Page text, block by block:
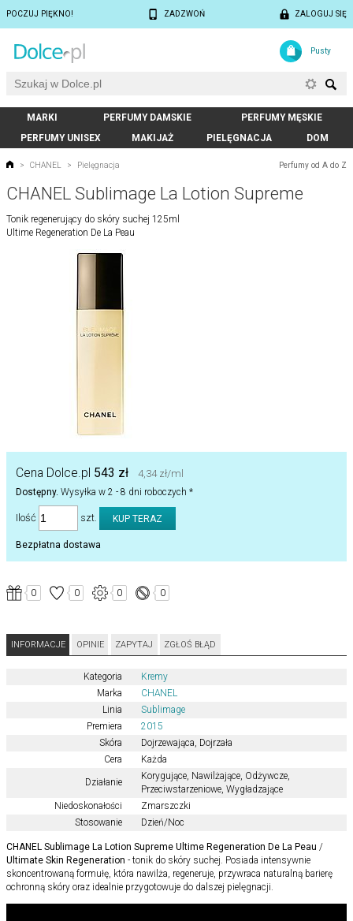
POCZUJ PIĘKNO! ZADZWOŃ ZALOGUJ SIĘ
Pusty
MARKI PERFUMY DAMSKIE
PERFUMY MĘSKIE
PERFUMY UNISEX
MAKIJAŻ PIELĘGNACJA DOM
Perfumy od A do Z
> CHANEL > Pielęgnacja
CHANEL Sublimage La Lotion Supreme
Tonik regenerujący do skóry suchej 125ml
Ultime Regeneration De La Peau
Cena Dolce.pl 543 zł 4,34 zł/ml
Dostępny. Wysyłka w 2 - 8 dni roboczych *
Ilość szt.
Bezpłatna dostawa
0 0 0 0
INFORMACJE OPINIE ZAPYTAJ ZGŁOŚ BŁĄD
Kategoria
Kremy
Marka
CHANEL
Linia
Sublimage
Premiera
2015
Skóra
Dojrzewająca, Dojrzała
Cera
Każda
Działanie
Korygujące, Nawilżające, Odżywcze,
Przeciwstarzeniowe, Wygładzające
Niedoskonałości
Zmarszczki
Stosowanie
Dzień/Noc
CHANEL Sublimage La Lotion Supreme Ultime Regeneration De La Peau /
Ultimate Skin Regeneration - tonik do skóry suchej. Posiada intensywnie
skoncentrowaną formułę, która nawilża, regeneruje, przywraca naturalną barierę
ochronną skóry oraz idealnie przygotowuje do dalszej pielęgnacji.